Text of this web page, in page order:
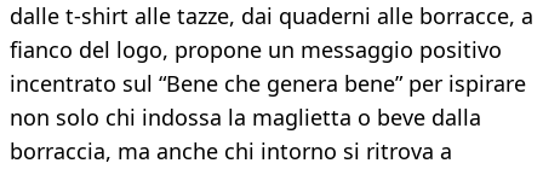
dalle t-shirt alle tazze, dai quaderni alle borracce, a
fianco del logo, propone un messaggio positivo
incentrato sul “Bene che genera bene” per ispirare
non solo chi indossa la maglietta o beve dalla
borraccia, ma anche chi intorno si ritrova a